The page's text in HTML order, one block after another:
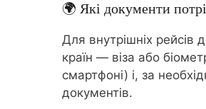
🌍 Які документи
Для внутрішніх
країн — віза або
смартфоні) і, за
документів.